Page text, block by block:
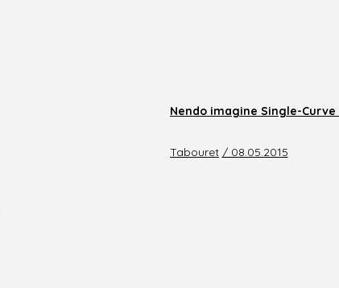
Nendo imagine Single-
Tabouret / 08.05.2015